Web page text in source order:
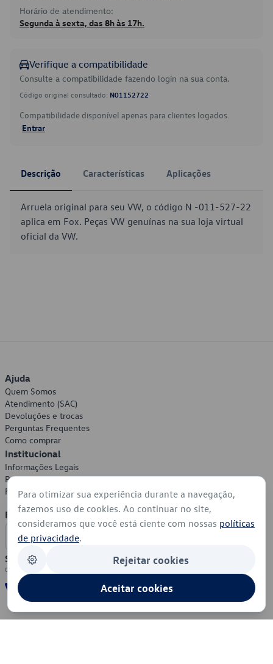
Horário de atendimento:
Segunda à sexta, das 8h às 17h.
Verifique a compatibilidade
Consulte a compatibilidade fazendo login na sua conta.
Código original consultado: N01152722
Compatibilidade disponível apenas para clientes logados.
Entrar
Descrição Características Aplicações
Arruela original para seu VW, o código N -011-527-22
aplica em Fox. Peças VW genuínas na sua loja virtual
oficial da VW.
Ajuda
Quem Somos
Atendimento (SAC)
Devoluções e trocas
Perguntas Frequentes
Como comprar
Institucional
Informações Legais
Política de Privacidade
Política de Cookies
Formas de Pagamento
Segurança
Para otimizar sua experiência durante a navegação,
fazemos uso de cookies. Ao continuar no site,
consideramos que você está ciente com nossas políticas
de privacidade.
Rejeitar cookies
Aceitar cookies